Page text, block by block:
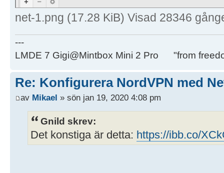
net-1.png (17.28 KiB) Visad 28346
---
LMDE 7 Gigi@Mintbox Mini 2 Pro "from
Re: Konfigurera NordVPN med
av Mikael » sön jan 19, 2020 4:08 pm
Gnild skrev:
Det konstiga är detta: https://ibb.co/